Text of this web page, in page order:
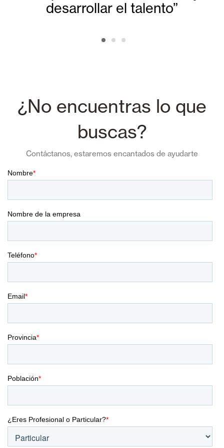
desarrollar el talento”
¿No encuentras lo que
buscas?
Contáctanos, estaremos encantados de ayudarte